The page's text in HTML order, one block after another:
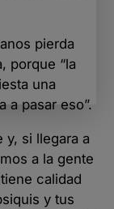
pierda
porque “la
una
a pasar eso”.
y, si llegara a
a la gente
calidad
y tus